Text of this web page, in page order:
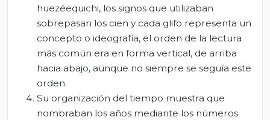
huezéequichi, los signos que utilizaban
sobrepasan los cien y cada glifo representa un
concepto o ideografía, el orden de la lectura
más común era en forma vertical, de arriba
hacia abajo, aunque no siempre se seguía este
orden.
Su organización del tiempo muestra que
nombraban los años mediante los números